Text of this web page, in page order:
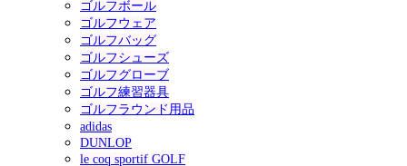
ゴルフボール
ゴルフウェア
ゴルフバッグ
ゴルフシューズ
ゴルフグローブ
ゴルフ練習器具
ゴルフラウンド用品
adidas
DUNLOP
le coq sportif GOLF